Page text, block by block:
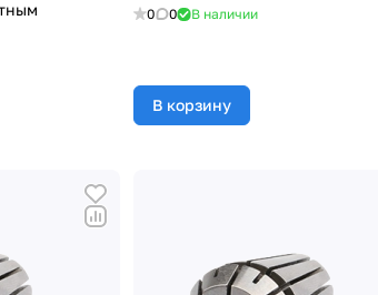
0 0 В наличии
В корзину